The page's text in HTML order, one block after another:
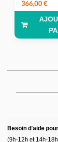
366,00 €
Besoin d'aide
(9h-12h et 14h-